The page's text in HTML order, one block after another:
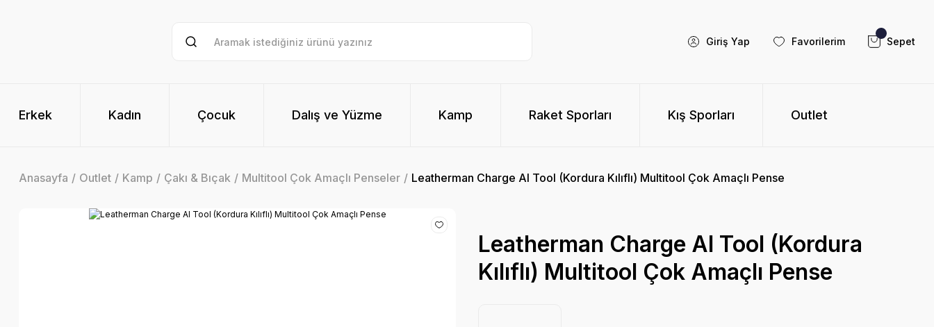
Giriş Yap Favorilerim Sepet
Erkek Kadın Çocuk Dalış ve Yüzme Kamp Raket Sporları Kış Sporları Outlet
Anasayfa Outlet Kamp Çakı & Bıçak Multitool Çok Amaçlı Penseler Leatherman Charge Al Tool (Kordura Kılıflı) Multitool Çok Amaçlı Pense
Leatherman Charge Al Tool (Kordura
Kılıflı) Multitool Çok Amaçlı Pense